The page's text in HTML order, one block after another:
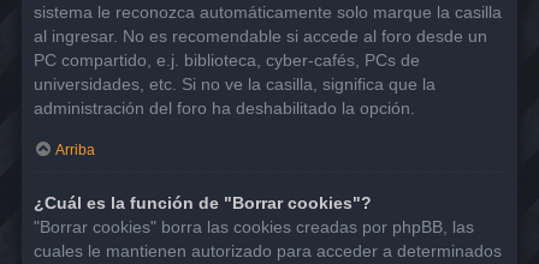
sistema le reconozca automáticamente solo marque la casilla
al ingresar. No es recomendable si accede al foro desde un
PC compartido, e.j. biblioteca, cyber-cafés, PCs de
universidades, etc. Si no ve la casilla, significa que la
administración del foro ha deshabilitado la opción.
Arriba
¿Cuál es la función de "Borrar cookies"?
"Borrar cookies" borra las cookies creadas por phpBB, las
cuales le mantienen autorizado para acceder a determinados